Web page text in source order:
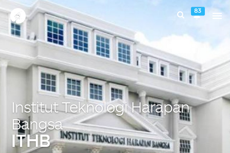
83
Institut Teknologi Harapan
Bangsa
ITHB